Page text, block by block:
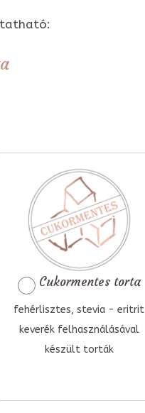
Cukormentes torta
fehérlisztes, stevia - eritrit
keverék felhasználásával
készült torták